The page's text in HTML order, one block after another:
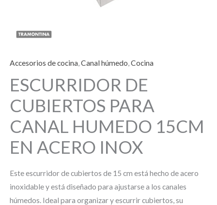
Accesorios de cocina,Canal húmedo,Cocina
ESCURRIDOR DE
CUBIERTOS PARA
CANAL HUMEDO 15CM
EN ACERO INOX
Este escurridor de cubiertos de 15 cm está hecho de acero
inoxidable y está diseñado para ajustarse a los canales
húmedos. Ideal para organizar y escurrir cubiertos, su